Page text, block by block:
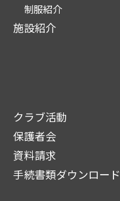
制服紹介
施設紹介
クラブ活動
保護者会
資料請求
手続書類ダウンロード